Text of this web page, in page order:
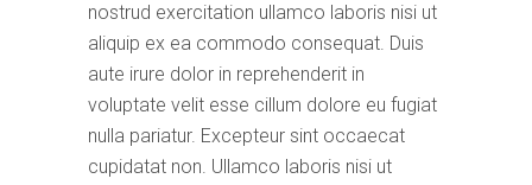
nostrud exercitation ullamco laboris nisi ut
aliquip ex ea commodo consequat. Duis
aute irure dolor in reprehenderit in
voluptate velit esse cillum dolore eu fugiat
nulla pariatur. Excepteur sint occaecat
cupidatat non. Ullamco laboris nisi ut